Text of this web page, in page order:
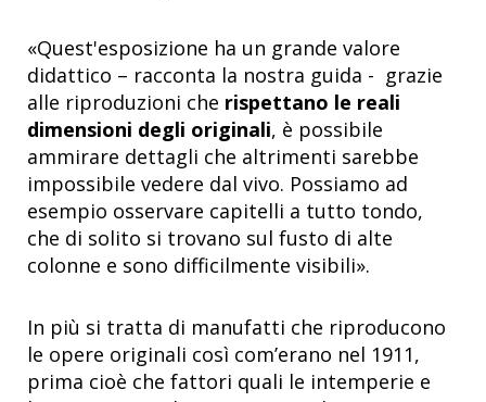
«Quest'esposizione ha un grande valore
didattico – racconta la nostra guida - grazie
alle riproduzioni che rispettano le reali
dimensioni degli originali, è possibile
ammirare dettagli che altrimenti sarebbe
impossibile vedere dal vivo. Possiamo ad
esempio osservare capitelli a tutto tondo,
che di solito si trovano sul fusto di alte
colonne e sono difficilmente visibili».
In più si tratta di manufatti che riproducono
le opere originali così com’erano nel 1911,
prima cioè che fattori quali le intemperie e